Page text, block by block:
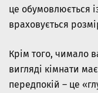
це обумовлюється
враховується
Крім того, чимало
вигляді кімнати
передпокій – це